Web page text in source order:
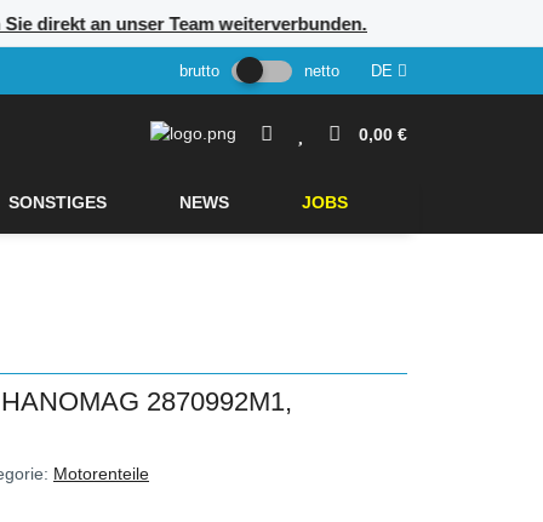
direkt an unser Team weiterverbunden.
brutto netto DE
0,00 €
SONSTIGES NEWS JOBS
2870992M1,
Motorenteile